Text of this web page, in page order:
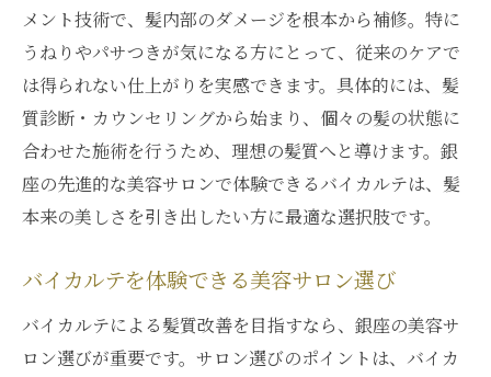
メント技術で、髪内部のダメージを根本から補修。特に
うねりやパサつきが気になる方にとって、従来のケアで
は得られない仕上がりを実感できます。具体的には、髪
質診断・カウンセリングから始まり、個々の髪の状態に
合わせた施術を行うため、理想の髪質へと導けます。銀
座の先進的な美容サロンで体験できるバイカルテは、髪
本来の美しさを引き出したい方に最適な選択肢です。
バイカルテを体験できる美容サロン選び
バイカルテによる髪質改善を目指すなら、銀座の美容サ
ロン選びが重要です。サロン選びのポイントは、バイカ